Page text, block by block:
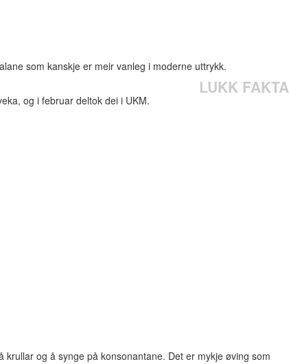
som kanskje er meir vanleg i moderne uttrykk.
LUKK FAKTA
og i februar deltok dei i UKM.
og å synge på konsonantane. Det er mykje øving som